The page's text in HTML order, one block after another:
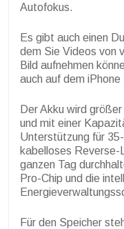
Autofokus.
Es gibt auch einen
dem Sie Videos von
Bild aufnehmen
auch auf dem
Der Akku wird
und mit einer
Unterstützung für
kabelloses Reverse-
ganzen Tag
Pro-Chip und die
Für den Speicher